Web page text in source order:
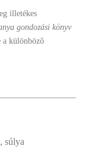
illetékes
gondozási könyv
a különböző
súlya